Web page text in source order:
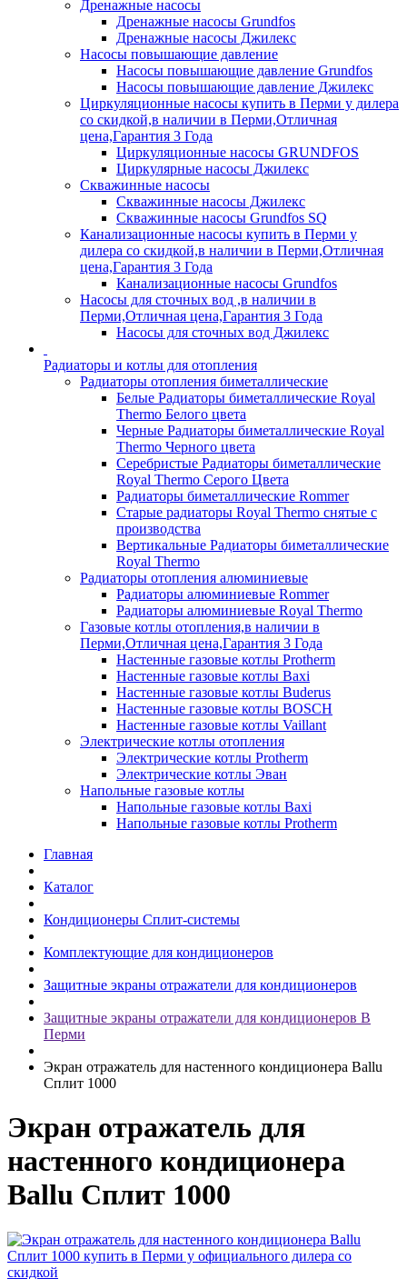
Дренажные насосы
Дренажные насосы Grundfos
Дренажные насосы Джилекс
Насосы повышающие давление
Насосы повышающие давление Grundfos
Насосы повышающие давление Джилекс
Циркуляционные насосы купить в Перми у дилера
со скидкой,в наличии в Перми,Отличная
цена,Гарантия 3 Года
Циркуляционные насосы GRUNDFOS
Циркулярные насосы Джилекс
Скважинные насосы
Скважинные насосы Джилекс
Скважинные насосы Grundfos SQ
Канализационные насосы купить в Перми у
дилера со скидкой,в наличии в Перми,Отличная
цена,Гарантия 3 Года
Канализационные насосы Grundfos
Насосы для сточных вод ,в наличии в
Перми,Отличная цена,Гарантия 3 Года
Насосы для сточных вод Джилекс
Радиаторы и котлы для отопления
Радиаторы отопления биметаллические
Белые Радиаторы биметаллические Royal
Thermo Белого цвета
Черные Радиаторы биметаллические Royal
Thermo Черного цвета
Серебристые Радиаторы биметаллические
Royal Thermo Серого Цвета
Радиаторы биметаллические Rommer
Старые радиаторы Royal Thermo снятые с
производства
Вертикальные Радиаторы биметаллические
Royal Thermo
Радиаторы отопления алюминиевые
Радиаторы алюминиевые Rommer
Радиаторы алюминиевые Royal Thermo
Газовые котлы отопления,в наличии в
Перми,Отличная цена,Гарантия 3 Года
Настенные газовые котлы Protherm
Настенные газовые котлы Baxi
Настенные газовые котлы Buderus
Настенные газовые котлы BOSCH
Настенные газовые котлы Vaillant
Электрические котлы отопления
Электрические котлы Protherm
Электрические котлы Эван
Напольные газовые котлы
Напольные газовые котлы Baxi
Напольные газовые котлы Protherm
Главная
Каталог
Кондиционеры Сплит-системы
Комплектующие для кондиционеров
Защитные экраны отражатели для кондиционеров
Защитные экраны отражатели для кондиционеров В
Перми
Экран отражатель для настенного кондиционера Ballu
Сплит 1000
Экран отражатель для
настенного кондиционера
Ballu Сплит 1000